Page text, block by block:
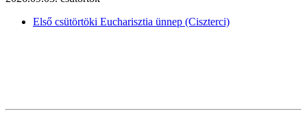
Első csütörtöki Eucharisztia ünnep (Ciszterci)